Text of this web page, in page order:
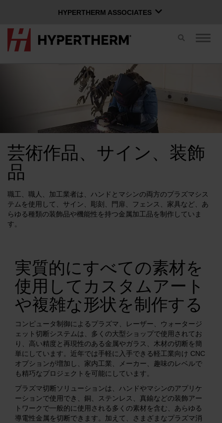
HYPERTHERM ASSOCIATES
Hypertherm プラズマ
OMAX ウォータージェット
ソフトウェア グループ
切
ナ
え
る
日本語
ユーザー名
パスワード
アカウントを作成する
パスワードを忘れた場合
お問い合わせ Xnetログイン
製品
リソース
当社について
購入情報
芸術作品、サイン、装飾
品
職工、職人、加工業者は、ハンドとマシンの両方のプラズマシス
テムを使用して、サイン、彫刻、門扉、フェンス、家具など、あ
らゆる種類の装飾品や機能性を持つ金属加工品を制作していま
す。
実質的にすべての素材を
使用してカスタムアート
や複雑な形状を制作する
コンピュータ制御によるプラズマ、レーザー、ウォータージ
ェット切断システムは、多くの大型ショップで使用されてお
り、高い精度と再現性のある金属やガラス、木材の切断を簡
単にしています。近年では手軽に入手できる軽工業向け CNC
オプションが増加し、家内工業、メーカー、趣味のレベルで
も精巧なプロジェクトを可能にしています。
プラズマ切断ソリューションは、ハンドやマシンのアプリケ
ーションで使用でき、銅、ステンレス、真鍮などの装飾アー
トワークで一般的に使用される多くの素材を含む、あらゆる
導電性金属を切断できます。加えて、さまざまなプラズマ消